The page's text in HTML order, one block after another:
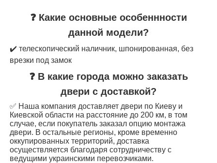
❓ Какие основные особеннности
данной модели?
✔️ телескопический наличник, шпонированная, без
врезки под замок
❓ В какие города можно заказать
двери с доставкой?
✅ Наша компания доставляет двери по Киеву и
Киевской области на расстояние до 200 км, в том
случае, если покупатель заказал опцию монтажа
двери. В остальные регионы, кроме временно
оккупированных территорий, доставка
осуществляется благодаря сотрудничеству с
ведущими украинскими перевозчиками.